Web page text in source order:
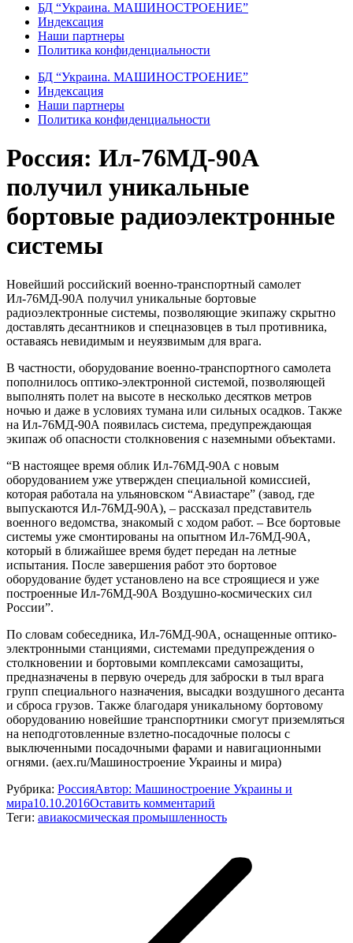
БД “Украина. МАШИНОСТРОЕНИЕ”
Индекcация
Наши партнеры
Политика конфиденциальности
БД “Украина. МАШИНОСТРОЕНИЕ”
Индекcация
Наши партнеры
Политика конфиденциальности
Россия: Ил-76МД-90А
получил уникальные
бортовые радиоэлектронные
системы
Новейший российский военно-транспортный самолет
Ил-76МД-90А получил уникальные бортовые
радиоэлектронные системы, позволяющие экипажу скрытно
доставлять десантников и спецназовцев в тыл противника,
оставаясь невидимым и неуязвимым для врага.
В частности, оборудование военно-транспортного самолета
пополнилось оптико-электронной системой, позволяющей
выполнять полет на высоте в несколько десятков метров
ночью и даже в условиях тумана или сильных осадков. Также
на Ил-76МД-90А появилась система, предупреждающая
экипаж об опасности столкновения с наземными объектами.
“В настоящее время облик Ил-76МД-90А с новым
оборудованием уже утвержден специальной комиссией,
которая работала на ульяновском “Авиастаре” (завод, где
выпускаются Ил-76МД-90А), – рассказал представитель
военного ведомства, знакомый с ходом работ. – Все бортовые
системы уже смонтированы на опытном Ил-76МД-90А,
который в ближайшее время будет передан на летные
испытания. После завершения работ это бортовое
оборудование будет установлено на все строящиеся и уже
построенные Ил-76МД-90А Воздушно-космических сил
России”.
По словам собеседника, Ил-76МД-90А, оснащенные оптико-
электронными станциями, системами предупреждения о
столкновении и бортовыми комплексами самозащиты,
предназначены в первую очередь для заброски в тыл врага
групп специального назначения, высадки воздушного десанта
и сброса грузов. Также благодаря уникальному бортовому
оборудованию новейшие транспортники смогут приземляться
на неподготовленные взлетно-посадочные полосы с
выключенными посадочными фарами и навигационными
огнями. (aex.ru/Машиностроение Украины и мира)
Рубрика: РоссияАвтор: Машиностроение Украины и
мира10.10.2016Оставить комментарий
Теги: авиакосмическая промышленность